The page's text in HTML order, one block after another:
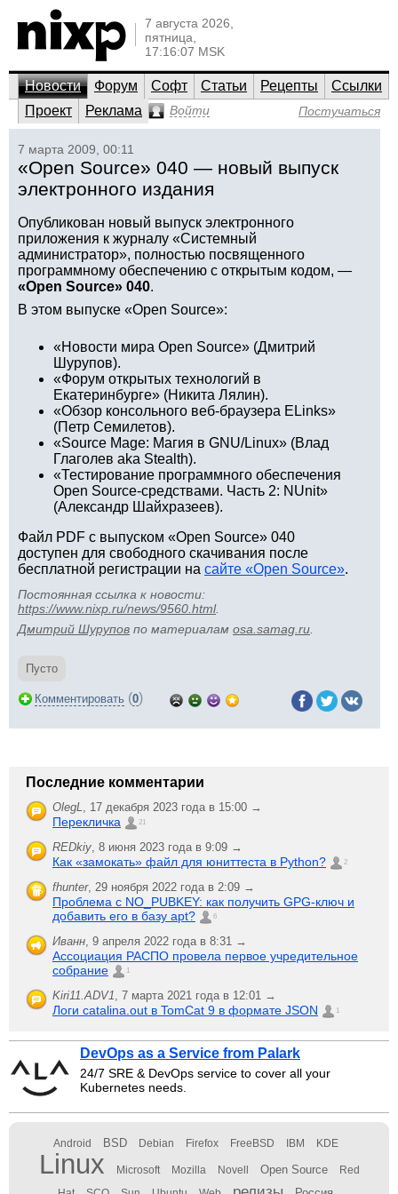
7 августа 2026,
пятница,
17:16:07 MSK
Новости Форум Софт Статьи Рецепты
Ссылки
Проект
Реклама Войти Постучаться
7 марта 2009, 00:11
«Open Source» 040 — новый выпуск
электронного издания
Опубликован новый выпуск электронного
приложения к журналу «Системный
администратор», полностью посвященного
программному обеспечению с открытым кодом, —
«Open Source» 040.
В этом выпуске «Open Source»:
«Новости мира Open Source» (Дмитрий
Шурупов).
«Форум открытых технологий в
Екатеринбурге» (Никита Лялин).
«Обзор консольного веб-браузера ELinks»
(Петр Семилетов).
«Source Mage: Магия в GNU/Linux» (Влад
Глаголев aka Stealth).
«Тестирование программного обеспечения
Open Source-средствами. Часть 2: NUnit»
(Александр Шайхразеев).
Файл PDF с выпуском «Open Source» 040
доступен для свободного скачивания после
бесплатной регистрации на сайте «Open Source».
Постоянная ссылка к новости:
https://www.nixp.ru/news/9560.html.
Дмитрий Шурупов по материалам osa.samag.ru
Пусто
Комментировать (0)
Последние комментарии
OlegL, 17 декабря 2023 года в 15:00 →
Перекличка 21
REDkiy, 8 июня 2023 года в 9:09 →
Как «замокать» файл для юниттеста в Python? 2
fhunter, 29 ноября 2022 года в 2:09 →
Проблема с NO_PUBKEY: как получить GPG-ключ и
добавить его в базу apt?
6
Иванн, 9 апреля 2022 года в 8:31 →
Ассоциация РАСПО провела первое учредительное
собрание
1
Kiri11.ADV1, 7 марта 2021 года в 12:01 →
Логи catalina.out в TomCat 9 в формате JSON 1
DevOps as a Service from Palark
24/7 SRE & DevOps service to cover all your
Kubernetes needs.
Android BSD Debian Firefox FreeBSD IBM KDE
Linux Microsoft Mozilla Novell Open Source Red